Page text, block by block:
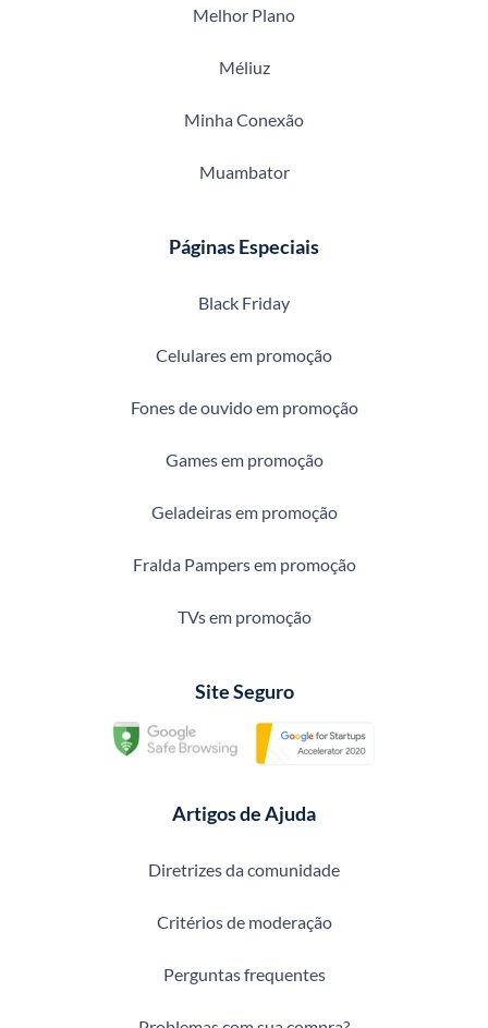
Melhor Plano
Méliuz
Minha Conexão
Muambator
Páginas Especiais
Black Friday
Celulares em promoção
Fones de ouvido em promoção
Games em promoção
Geladeiras em promoção
Fralda Pampers em promoção
TVs em promoção
Site Seguro
Artigos de Ajuda
Diretrizes da comunidade
Critérios de moderação
Perguntas frequentes